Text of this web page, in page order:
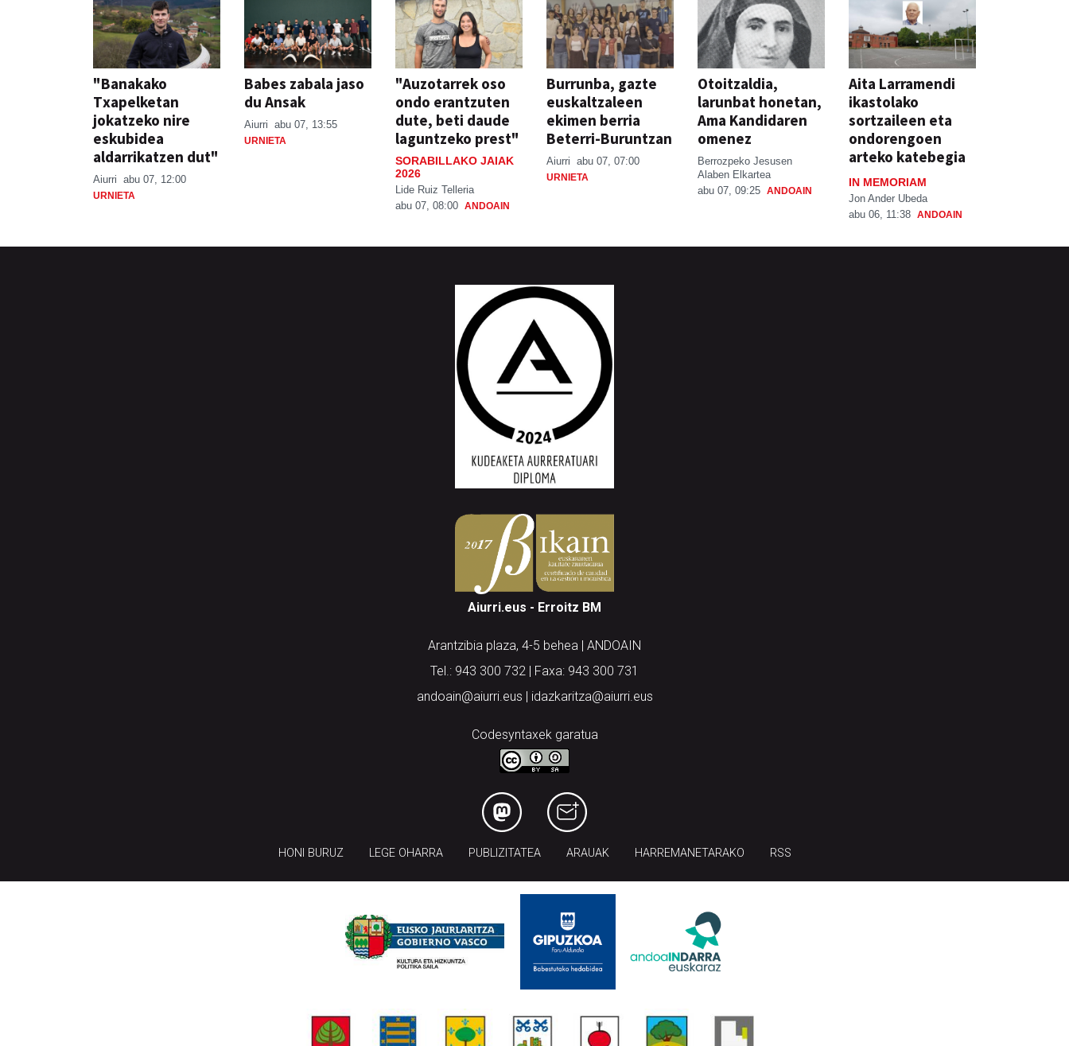
"Banakako
Txapelketan
jokatzeko nire
eskubidea
aldarrikatzen dut"
Aiurri abu 07, 12:00
URNIETA
Babes zabala jaso
du Ansak
Aiurri abu 07, 13:55
URNIETA
"Auzotarrek oso
ondo erantzuten
dute, beti daude
laguntzeko prest"
SORABILLAKO JAIAK
2026
Lide Ruiz Telleria
abu 07, 08:00 ANDOAIN
Burrunba, gazte
euskaltzaleen
ekimen berria
Beterri-Buruntzan
Aiurri abu 07, 07:00
URNIETA
Otoitzaldia,
larunbat honetan,
Ama Kandidaren
omenez
Berrozpeko Jesusen
Alaben Elkartea
abu 07, 09:25 ANDOAIN
Aita Larramendi
ikastolako
sortzaileen eta
ondorengoen
arteko katebegia
IN MEMORIAM
Jon Ander Ubeda
abu 06, 11:38 ANDOAIN
Aiurri.eus - Erroitz BM
Arantzibia plaza, 4-5 behea | ANDOAIN
Tel.: 943 300 732 | Faxa: 943 300 731
andoain@aiurri.eus | idazkaritza@aiurri.eus
Codesyntaxek garatua
HONI BURUZ LEGE OHARRA PUBLIZITATEA ARAUAK HARREMANETARAKO RSS